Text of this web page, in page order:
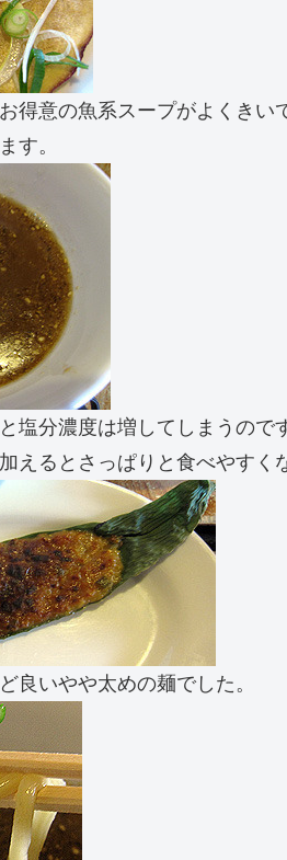
得意の魚系スープがよくきい
す。
塩分濃度は増してしまうの
えるとさっぱりと食べやすく
良いやや太めの麺でした。